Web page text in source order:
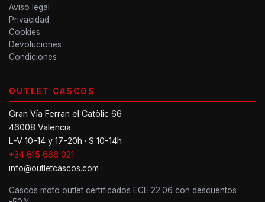
Aviso legal
Privacidad
Cookies
Devoluciones
Condiciones
OUTLET CASCOS
Gran Vía Ferran el Catòlic 66
46008 Valencia
L-V 10-14 y 17-20h · S 10-14h
+34 615 666 021
info@outletcascos.com
Cascos moto outlet certificados ECE 22.06 con descuentos